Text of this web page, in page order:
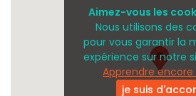
Aimez-vous les
Nous utilisons des
pour vous garantir la
expérience sur notre
Apprendre encore
je suis